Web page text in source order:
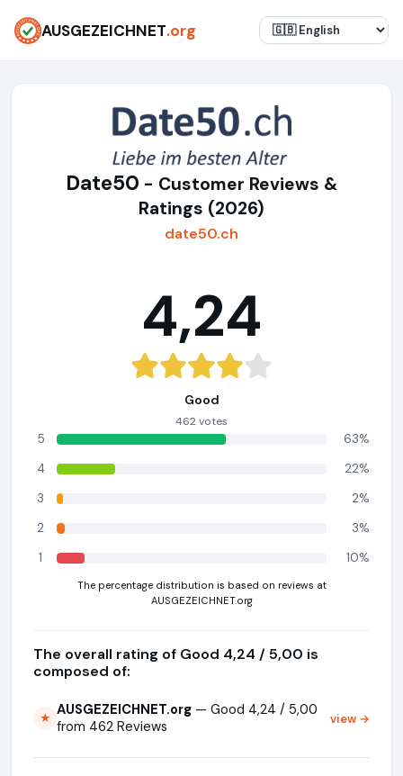
AUSGEZEICHNET.org
Date50 - Customer Reviews &
Ratings (2026)
date50.ch
4,24
Good
462 votes
5
63%
4
22%
3
2%
2
3%
1
10%
The percentage distribution is based on reviews at
AUSGEZEICHNET.org
The overall rating of Good 4,24 / 5,00 is
composed of:
★ AUSGEZEICHNET.org — Good 4,24 / 5,00
from 462 Reviews
view →